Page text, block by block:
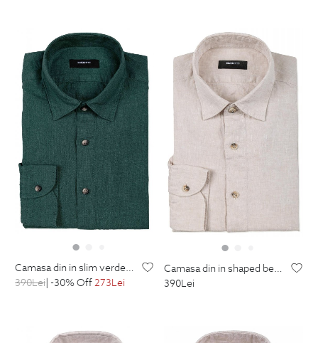
camasa din in slim verde uni
390Lei | -30% Off273Lei
camasa din in shaped bej uni
390Lei